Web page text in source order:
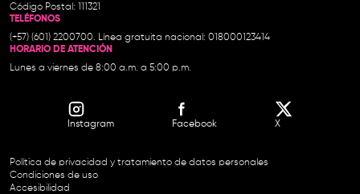
Código Postal: 111321
TELÉFONOS
(+57) (601) 2200700. Línea gratuita nacional: 018000123414
HORARIO DE ATENCIÓN
Lunes a viernes de 8:00 a.m. a 5:00 p.m.
Instagram Facebook X
Política de privacidad y tratamiento de datos personales
Condiciones de uso
Accesibilidad